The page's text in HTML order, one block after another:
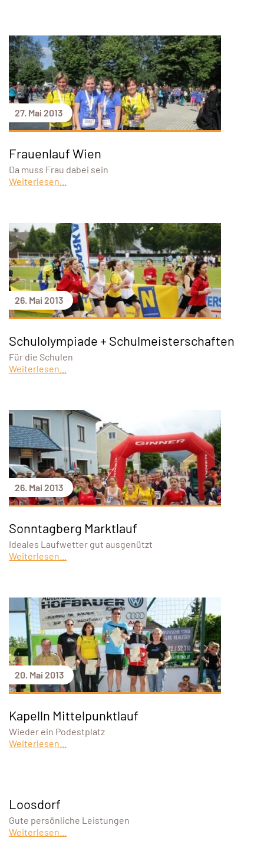
27. Mai 2013
Frauenlauf Wien
Da muss Frau dabei sein
Weiterlesen...
26. Mai 2013
Schulolympiade + Schulmeisterschaften
Für die Schulen
Weiterlesen...
26. Mai 2013
Sonntagberg Marktlauf
Ideales Laufwetter gut ausgenützt
Weiterlesen...
20. Mai 2013
Kapelln Mittelpunktlauf
Wieder ein Podestplatz
Weiterlesen...
Loosdorf
Gute persönliche Leistungen
Weiterlesen...